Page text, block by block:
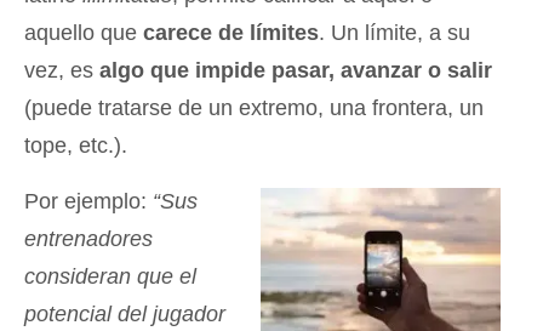
aquello que carece de límites. Un límite, a su
vez, es algo que impide pasar, avanzar o salir
(puede tratarse de un extremo, una frontera, un
tope, etc.).
Por ejemplo: “Sus
entrenadores
consideran que el
potencial del jugador